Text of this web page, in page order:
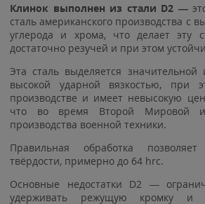
Клинок выполнен из стали D2 —
сталь американского производства с
углерода и хрома, что делает эту
достаточно резучей и при этом
Эта сталь выделяется значительной
высокой ударной вязкостью, при
производстве и имеет невысокую
что во время Второй Мировой
производства военной техники.
Правильная обработка
твёрдости, примерно до 64 hrc.
Основные недостатки D2 —
удерживать режущую кромку и